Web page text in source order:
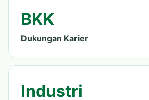
BKK
Dukungan Karier
Industri